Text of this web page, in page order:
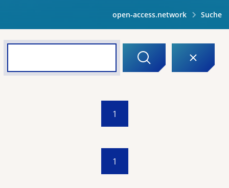
open-access.network Suche
1
1